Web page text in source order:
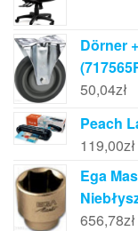
Dörner
50,04zł
Peach
119,00zł
Ega
656,78zł